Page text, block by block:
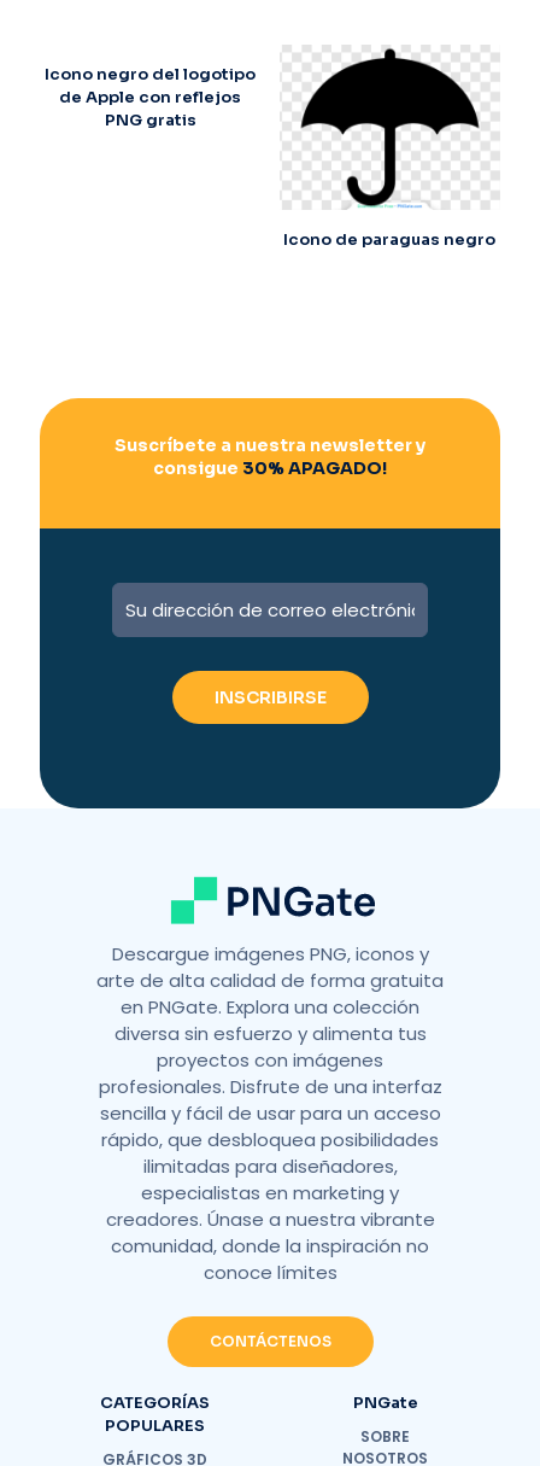
Icono negro del logotipo
de Apple con reflejos
PNG gratis
Icono de paraguas negro
Suscríbete a nuestra newsletter y
consigue 30% APAGADO!
Descargue imágenes PNG, iconos y
arte de alta calidad de forma gratuita
en PNGate. Explora una colección
diversa sin esfuerzo y alimenta tus
proyectos con imágenes
profesionales. Disfrute de una interfaz
sencilla y fácil de usar para un acceso
rápido, que desbloquea posibilidades
ilimitadas para diseñadores,
especialistas en marketing y
creadores. Únase a nuestra vibrante
comunidad, donde la inspiración no
conoce límites
CONTÁCTENOS
CATEGORÍAS
POPULARES
GRÁFICOS 3D
PNGate
SOBRE
NOSOTROS